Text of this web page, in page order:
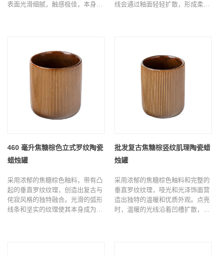
表面光滑细腻，触感极佳，本身就
添一抹轻松优雅的气息。
线会通过釉面轻轻扩散，形成柔和
460 毫升焦糖棕色立式罗纹陶瓷
蜡烛罐
采用浓郁的焦糖棕色釉料，带有凸
起的垂直罗纹纹理，创造出复古与
侘寂风格的独特融合。光滑的弧形
线条和坚实的纹理使其本身成为令
批发复古焦糖棕竖纹肌理陶瓷蜡
烛罐
采用浓郁的焦糖棕色釉料和完整的
垂直罗纹纹理，哑光和光泽饰面营
造出独特的温暖和优质外观。点亮
时，温暖的光线沿着凹槽扩散，立